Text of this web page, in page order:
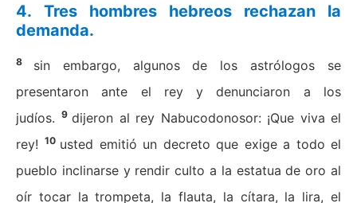
4.
Tres hombres hebreos rechazan la
demanda.
8 sin embargo, algunos de los astrólogos se
presentaron ante el rey y denunciaron a los
judíos. 9 dijeron al rey Nabucodonosor: ¡Que viva el
rey! 10 usted emitió un decreto que exige a todo el
pueblo inclinarse y rendir culto a la estatua de oro al
oír tocar la trompeta, la flauta, la cítara, la lira, el